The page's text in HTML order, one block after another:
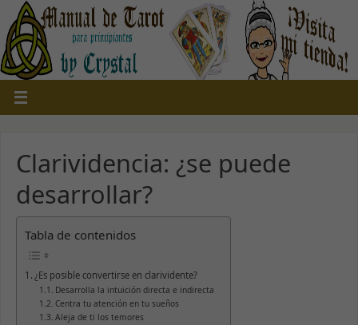
Clarividencia: ¿se puede
desarrollar?
Tabla de contenidos
¿Es posible convertirse en clarividente?
Desarrolla la intuición directa e indirecta
Centra tu atención en tu sueños
Aleja de ti los temores